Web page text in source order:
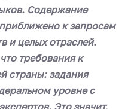
Содержание
к запросам
и целых отраслей.
требования к
страны: задания
уровне с
Это значит,